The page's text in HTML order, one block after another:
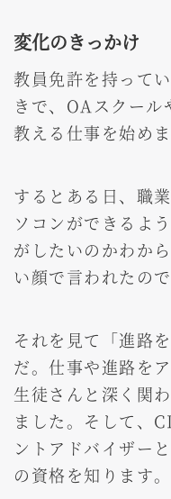
変化のきっかけ
教員免許を持って
きで、OAスクール
教える仕事を始めま
するとある日、職
ソコンができるよ
がしたいのかわか
い顔で言われたので
それを見て「進路
だ。仕事や進路を
生徒さんと深く関
ました。そして、
ントアドバイザー
の資格を知ります。